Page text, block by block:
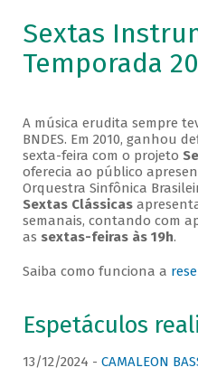
Sextas
Temporada
A música erudita sempre
BNDES. Em 2010, ganhou
sexta-feira com o projeto
oferecia ao público
Orquestra Sinfônica
Sextas Clássicas
semanais, contando com
as sextas-feiras às 19h.
Saiba como funciona a
Espetáculos
13/12/2024 - CAMALEON